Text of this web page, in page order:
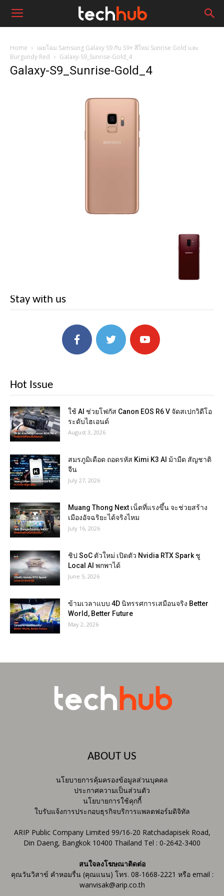
Home
เผยโฉม Samsung Galaxy S9 กับ S9+ สีใหม่ Sunrise Gold และ
Burgundy Red
Galaxy-S9_Sunrise-Gold_4
Galaxy-S9_Sunrise-Gold_4
Stay with us
Hot Issue
ใช้ AI ช่วยโฟกัส Canon EOS R6 V จัดสเปกวิดีโอ
ระดับไฮเอนด์
August 3, 2026
สมรภูมิเดือด ถอดรหัส Kimi K3 AI ม้ามืด สัญชาติ
จีน
July 27, 2026
Muang Thong Next เน็ตที่แรงขึ้น จะช่วยสร้าง
เมืองอัจฉริยะได้จริงไหม
July 16, 2026
ชิป SoC ตัวใหม่ เปิดตัว Nvidia RTX Spark ชู
Local AI พกพาได้
June 5, 2026
ข้ามเวลาแบบ 4D นิทรรศการเสมือนจริง Better
World, Better Future
May 2, 2026
ABOUT US
นโยบายการคุ้มครองข้อมูลส่วนบุคคล
ประกาศความเป็นส่วนตัว
นโยบายการใช้คุกกี้
ใบรับแจ้งการประกอบธุรกิจบริการแพลตฟอร์มดิจิทัล
ARIP Public Company Limited 99/16-20 Ratchadapisek Road,
Din Daeng, Bangkok 10400 Thailand Tel : 0-2642-3400
สนใจลงโฆษณาติดต่อ
คุณวันวิสาข์ คำหอมรื่น (คุณแนน) โทร. 08-1668-2221 หรือ email :
wanvisak@arip.co.th